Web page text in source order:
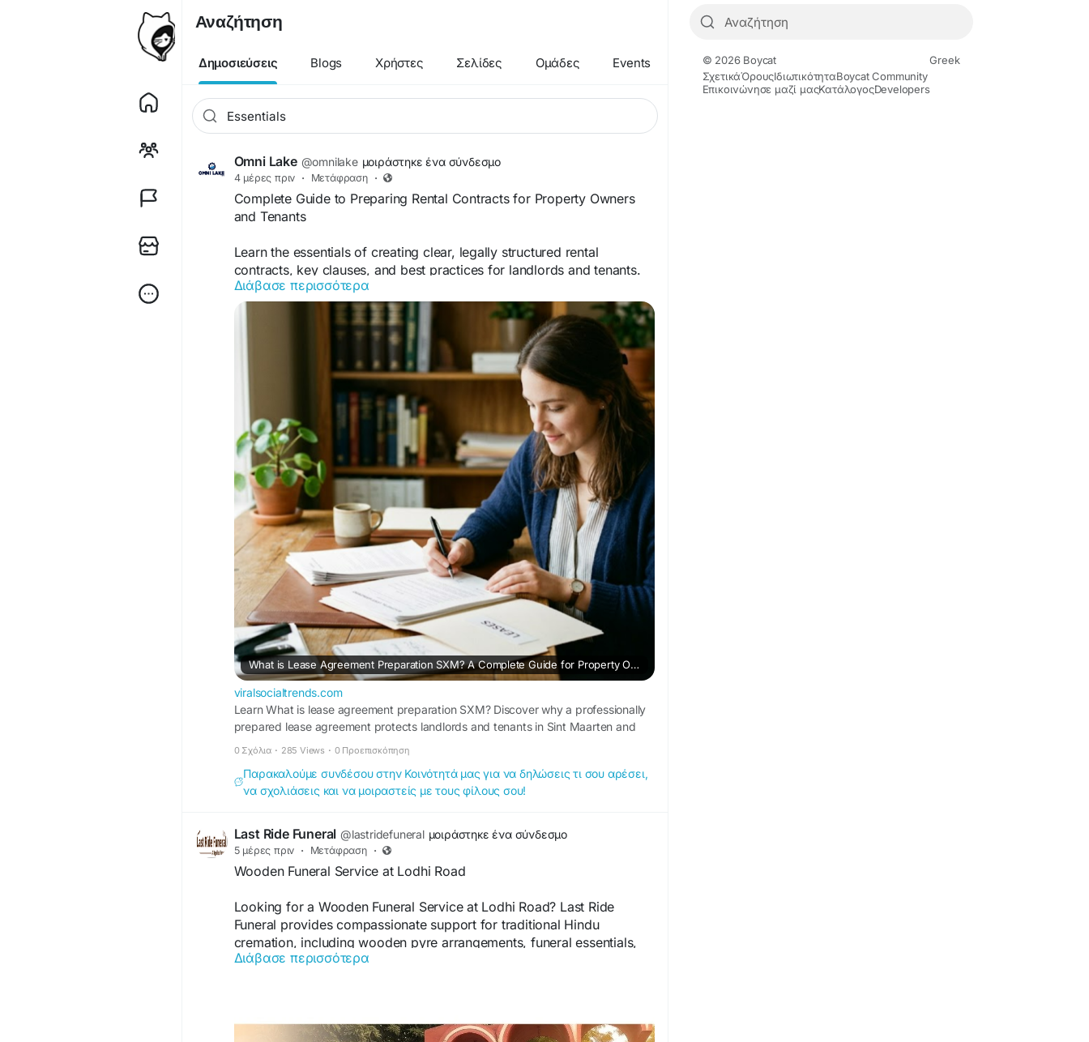
Αναζήτηση
Δημοσιεύσεις Blogs Χρήστες Σελίδες Ομάδες Events
Omni Lake @omnilake μοιράστηκε ένα σύνδεσμο
4 μέρες πριν · Μετάφραση ·
Complete Guide to Preparing Rental Contracts for Property Owners
and Tenants
Learn the essentials of creating clear, legally structured rental
contracts, key clauses, and best practices for landlords and tenants.
With expert support from Omni Lake B.V., you can simplify
documentation and reduce potential disputes throughout the leasing
process. Visit here:https://viralsocialtrends.com/what-is-lease-
agreement-preparation-sxm-a-complete-guide-for-property-owners-
Διάβασε περισσότερα
What is Lease Agreement Preparation SXM? A Complete Guide for Property Owners and Tenants
viralsocialtrends.com
Learn What is lease agreement preparation SXM? Discover why a professionally
prepared lease agreement protects landlords and tenants in Sint Maarten and
ensures a smooth rental process.
0 Σχόλια · 285 Views · 0 Προεπισκόπηση
Παρακαλούμε συνδέσου στην Κοινότητά μας για να δηλώσεις τι σου αρέσει,
να σχολιάσεις και να μοιραστείς με τους φίλους σου!
Last Ride Funeral @lastridefuneral μοιράστηκε ένα σύνδεσμο
5 μέρες πριν · Μετάφραση ·
Wooden Funeral Service at Lodhi Road
Looking for a Wooden Funeral Service at Lodhi Road? Last Ride
Funeral provides compassionate support for traditional Hindu
cremation, including wooden pyre arrangements, funeral essentials,
transportation, and Antim Sanskar assistance. Families receive
Διάβασε περισσότερα
© 2026 Boycat
Greek
ΣχετικάΌρουςΙδιωτικότηταBoycat Community
Επικοινώνησε μαζί μαςΚατάλογοςDevelopers